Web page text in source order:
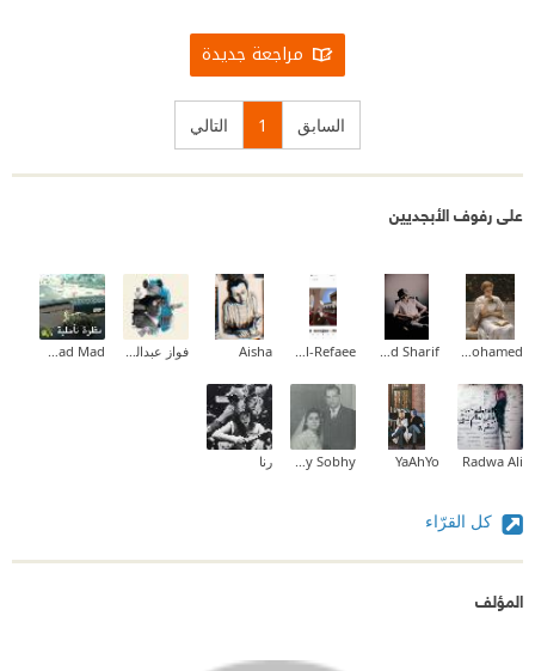
مراجعة جديدة
السابق 1 التالي
على رفوف الأبجديين
Aliaa Mohamed
Mohamed Khaled Sharif
Fatma Al-Refaee
Aisha فواز عبدالمحسن Fatmad Mad
Radwa Ali
YaAhYo
Mina Hany Sobhy رنا
كل القرّاء
المؤلف